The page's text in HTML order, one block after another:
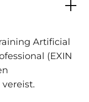
Artificial
(EXIN